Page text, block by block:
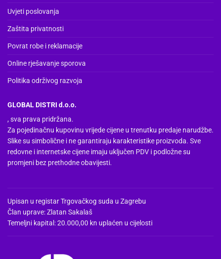
Uvjeti poslovanja
Zaštita privatnosti
Povrat robe i reklamacije
Online rješavanje sporova
Politika održivog razvoja
GLOBAL DISTRI d.o.o.
, sva prava pridržana.
Za pojedinačnu kupovinu vrijede cijene u trenutku predaje narudžbe.
Slike su simbolične i ne garantiraju karakteristike proizvoda. Sve
redovne i internetske cijene imaju uključen PDV i podložne su
promjeni bez prethodne obavijesti.
Upisan u registar Trgovačkog suda u Zagrebu
Član uprave: Zlatan Sakalaš
Temeljni kapital: 20.000,00 kn uplaćen u cijelosti